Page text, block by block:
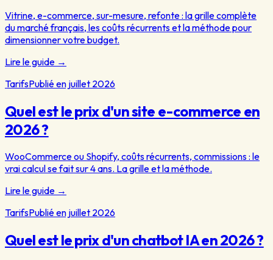
Vitrine, e-commerce, sur-mesure, refonte : la grille complète
du marché français, les coûts récurrents et la méthode pour
dimensionner votre budget.
Lire le guide →
TarifsPublié en juillet 2026
Quel est le prix d'un site e-commerce en
2026 ?
WooCommerce ou Shopify, coûts récurrents, commissions : le
vrai calcul se fait sur 4 ans. La grille et la méthode.
Lire le guide →
TarifsPublié en juillet 2026
Quel est le prix d'un chatbot IA en 2026 ?